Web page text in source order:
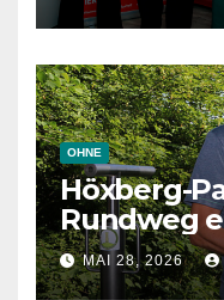
OHNE
Höxberg-
Rundweg
MAI 28, 2026